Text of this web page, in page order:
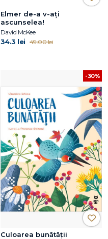
Elmer de-a v-ați
ascunselea!
David McKee
34.3 lei 49.00 lei
-30%
Culoarea bunătății